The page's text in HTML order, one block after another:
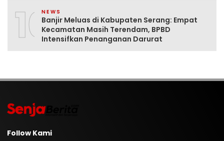
10NEWS
Banjir Meluas di Kabupaten Serang: Empat
Kecamatan Masih Terendam, BPBD
Intensifkan Penanganan Darurat
Follow Kami